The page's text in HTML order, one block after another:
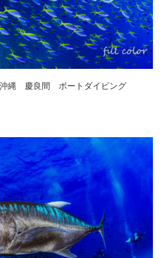
沖縄 慶良間 ボートダイビング